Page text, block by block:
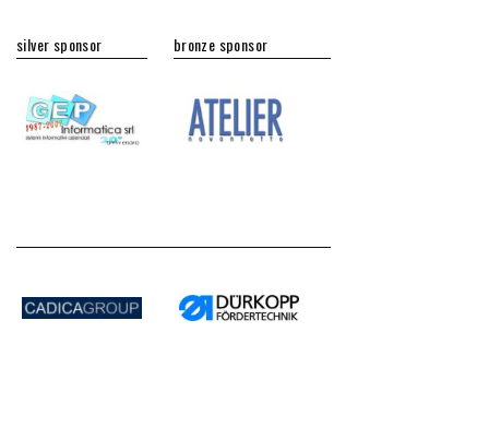
silver sponsor bronze sponsor